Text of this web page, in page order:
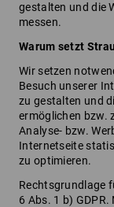
gestalten und die
messen.
Warum setzt
Wir setzen
Besuch unserer
zu gestalten und
ermöglichen bzw.
Analyse- bzw.
Internetseite
zu optimieren.
Rechtsgrundlage
6 Abs. 1 b)